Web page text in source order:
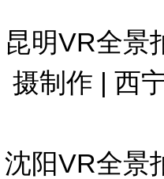
昆明VR全景
摄制作 | 西
沈阳VR全景